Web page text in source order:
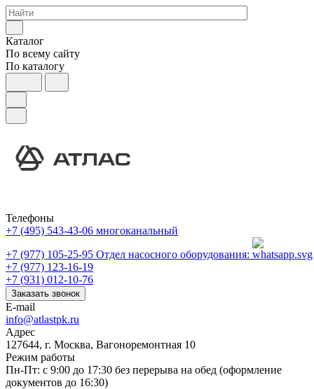
Каталог
По всему сайту
По каталогу
Телефоны
+7 (495) 543-43-06 многоканальный
+7 (977) 105-25-95 Отдел насосного оборудования:
+7 (977) 123-16-19
+7 (931) 012-10-76
Заказать звонок
E-mail
info@atlastpk.ru
Адрес
127644, г. Москва, Вагоноремонтная 10
Режим работы
Пн-Пт: с 9:00 до 17:30 без перерыва на обед (оформление
документов до 16:30)